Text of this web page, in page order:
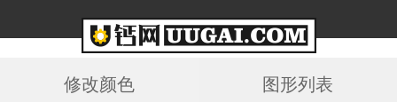
修改颜色 图形列表